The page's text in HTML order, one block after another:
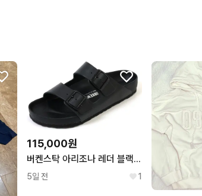
115,000원
버켄스탁 아리조나 레더 블랙 - 레귤러 새상품
5일 전 1